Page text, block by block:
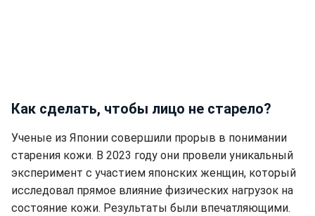
Как сделать, чтобы лицо не старело?
Ученые из Японии совершили прорыв в понимании
старения кожи. В 2023 году они провели уникальный
эксперимент с участием японских женщин, который
исследовал прямое влияние физических нагрузок на
состояние кожи. Результаты были впечатляющими.